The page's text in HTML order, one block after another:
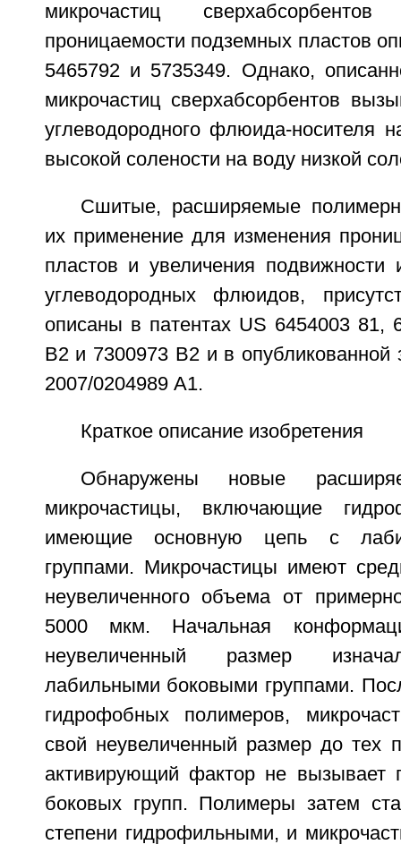
микрочастиц
проницаемости подземных пластов
5465792 и 5735349. Однако,
микрочастиц сверхабсорбентов
углеводородного флюида-носителя
высокой солености на воду низкой
Сшитые, расширяемые
их применение для изменения
пластов и увеличения
углеводородных флюидов,
описаны в патентах US 6454003 81,
B2 и 7300973 В2 и в опубликованной
2007/0204989 А1.
Краткое описание изобретения
Обнаружены новые
микрочастицы, включающие
имеющие основную цепь с
группами. Микрочастицы имеют
неувеличенного объема от
5000 мкм. Начальная
неувеличенный размер
лабильными боковыми группами.
гидрофобных полимеров,
свой неувеличенный размер до тех
активирующий фактор не вызывает
боковых групп. Полимеры затем
степени гидрофильными, и